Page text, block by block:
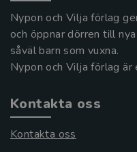
Nypon och Vilja förlag
och öppnar dörren till
såväl barn som vuxna.
Nypon och Vilja förlag
Kontakta oss
Kontakta oss